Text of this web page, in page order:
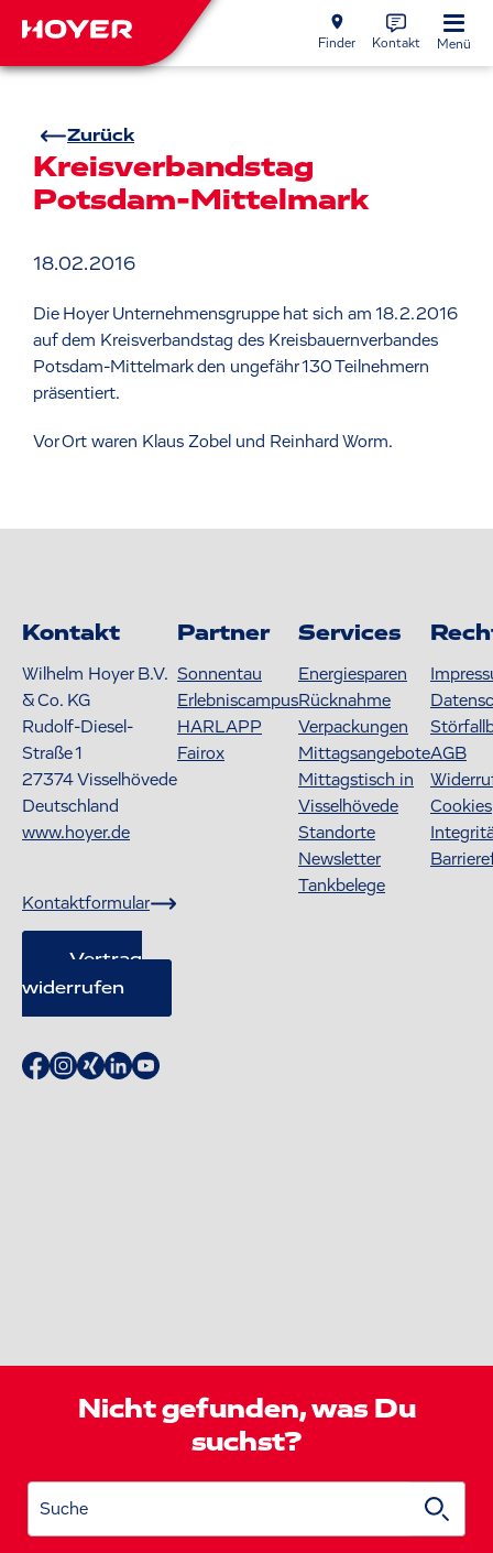
Finder Kontakt Menü
Zurück
Kreisverbandstag
Potsdam-Mittelmark
18.02.2016
Die Hoyer Unternehmensgruppe hat sich am 18.2.2016
auf dem Kreisverbandstag des Kreisbauernverbandes
Potsdam-Mittelmark den ungefähr 130 Teilnehmern
präsentiert.
Vor Ort waren Klaus Zobel und Reinhard Worm.
Kontakt
Wilhelm Hoyer B.V.
& Co. KG
Rudolf-Diesel-
Straße 1
27374Visselhövede
Deutschland
www.hoyer.de
Kontaktformular
Vertrag
widerrufen
Partner
Sonnentau
Erlebniscampus
HARLAPP
Fairox
Services
Energiesparen
Rücknahme
Verpackungen
Mittagsangebote
Mittagstisch in
Visselhövede
Standorte
Newsletter
Tankbelege
AGB
Cookies
Nicht gefunden, was Du
suchst?
Suche